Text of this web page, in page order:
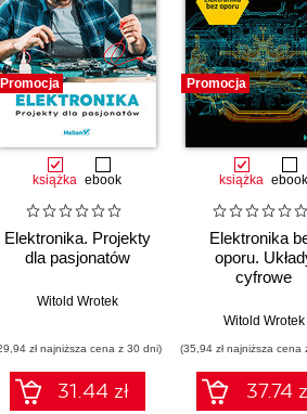
Promocja
książka ebook
Elektronika. Projekty
dla pasjonatów
Witold Wrotek
zł najniższa cena z 30 dni)
31.44 zł
Promocja
książka ebook
Elektronika
oporu.
cyfrowe
Witold Wrotek
(35,94 zł najniższa cena
37.74